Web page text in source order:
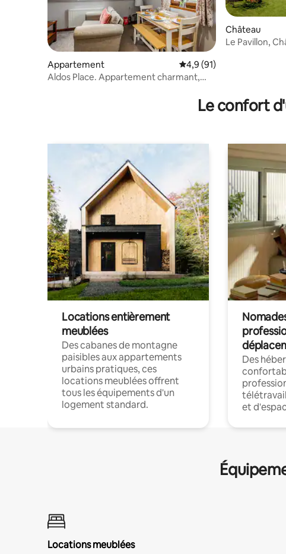
Appartement Évaluation moyenne sur
4,9 (91)
Aldos Place. Appartement charmant,
Château
Le Pavillon,
Le confort
Locations entièrement
meublées
Des cabanes de montagne
paisibles aux appartements
urbains pratiques, ces
locations meublées offrent
tous les équipements d'un
logement standard.
Des
et
Locations meublées